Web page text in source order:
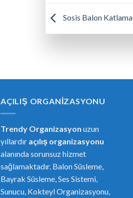
Sosis Balon Katlama
AÇILIŞ ORGANIZASYONU
Trendy Organizasyon uzun
yıllardır açılış organizasyonu
alanında sorunsuz hizmet
sağlamaktadır. Balon Süsleme,
Bayrak Süsleme, Ses Sistemi,
Sunucu, Kokteyl Organizasyonu,